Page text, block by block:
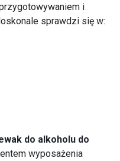
i
sprawdzi się w:
do alkoholu do
wyposażenia